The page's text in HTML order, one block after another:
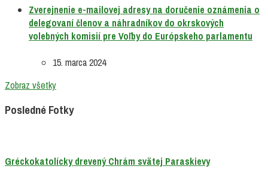
Zverejnenie e-mailovej adresy na doručenie oznámenia o
delegovaní členov a náhradníkov do okrskových
volebných komisií pre Voľby do Európskeho parlamentu
15. marca 2024
Zobraz všetky
Posledné Fotky
Gréckokatolícky drevený Chrám svätej Paraskievy